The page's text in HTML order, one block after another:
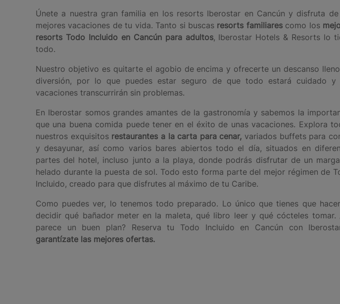
Únete a nuestra gran familia en los resorts Iberostar en Cancún y disfruta
mejores vacaciones de tu vida. Tanto si buscas resorts familiarescomo los
resorts Todo Incluido en Cancún para adultos, Iberostar Hotels & Resorts lo
todo.
Nuestro objetivo es quitarte el agobio de encima y ofrecerte un descanso
diversión, por lo que puedes estar seguro de que todo estará cuidado y
vacaciones transcurrirán sin problemas.
En Iberostar somos grandes amantes de la gastronomía y sabemos la
que una buena comida puede tener en el éxito de unas vacaciones. Explora
nuestros exquisitosrestaurantes a la carta para cenar, variados buffets para
y desayunar, así como varios bares abiertos todo el día, situados en
partes del hotel, incluso junto a la playa, donde podrás disfrutar de un
helado durante la puesta de sol. Todo esto forma parte del mejor régimen de
Incluido, creado para que disfrutes al máximo de tu Caribe.
Como puedes ver, lo tenemos todo preparado. Lo único que tienes que
decidir qué bañador meter en la maleta, qué libro leer y qué cócteles tomar.
parece un buen plan? Reserva tu Todo Incluido en Cancún con
garantízate las mejores ofertas.